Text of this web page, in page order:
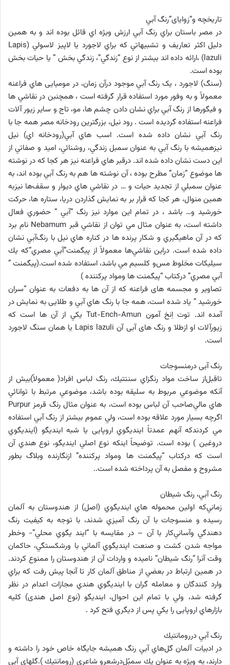
تاريخچه و”زوایای”رنگ آبي
در مصر باستان براي رنگ آبي ارزش ويژه اي قائل بوده اند و به همين
دليل اكثر تعاريف و تشبيهاتي كه براي لاجورد يا لاپيز لاسولي (Lapis
lazuli) ،ارائه داده اند بيشتر از نوع “زندگي”، زندگي بخش ” يا حيات بخش
بوده است.
(سنگ) لاجورد ، یک رنگ آبي موجود درآن زمان، در موميایی هاي فراعنه
معمولاً و به وفور مورد استفاده قرار گرفته است ، همچنبن در نقاشي ها
و فیگورها از رنگ آبي براي نشان دادن چشم ها، مو، تاج و ساير زيور آلات
فراعنه استفاده گرديده است . رود نيل، بزرگترين رودخانه مصر همه جا با
رنگ آبي نشان داده شده است. اسب هاي آبي(رودخانه اي) نيل
نیزهميشه با رنگ آبي به عنوان سمبل زندگي، روشنائي، اميد و صفاتي از
اين دست نشان داده شده اند. درقبر هاي فراعنه نيز هر كجا كه در نوشته
ها موضوع “زمان” مطرح بوده ، آن نوشته ها هم به رنگ آبي بوده اند، به
عنوان سمبلي ‌از تجديد حيات و … در نقاشي هاي ديوار و سقف‌ها نیزبه
همين منوال، هر كجا كه قرار بر به نمايش گذاردن دريا، ستاره ها، حركت
خورشيد و… باشد ، در تمام اين موارد نيز رنگ “آبي ” حضوري فعال
داشته است، به عنوان مثال مي توان از نقاشي قبر Nebamum نام برد
كه در آن ماهيگيري و شكار پرنده ها در كناره هاي نيل با رنگ‌آبي نشان
داده شده است. دراين نقاشي‌ها معمولاً از پيگمنت”آبي مصري”كه يك
سيليكات مخلوط مس‌و كلسيم مي باشد، استفاده شده است.(پيگمنت ”
آبي مصري” درکتاب “پیگمنت ها ومواد پرکننده )
تصاویر و مجسمه های فراعنه كه از آن ها به دفعات به عنوان “سران
خورشيد ” ياد شده است، همه جا با رنگ هاي آبي و طلایی به نمايش در
آمده اند. توت اِنخ آمون Tut-Ench-Amun يكي از آن ها است که
زيورآلات او ازطلا و رنگ های آبی آن Lapis lazuli يا همان سنگ لاجورد
است.
رنگ آبی درمنسوجات
تاقبل‌از ساخت مواد رنگزاي سنتتيك، رنگ لباس افراد( معمولاً)بيش از
آنكه موضوعي ‌مربوط ‌به‌ سليقه‌‌ بوده باشد، موضوعي مرتبط با توانائي
هاي مالي‌صاحب ‌آن لباس بوده ‌است، به عنوان مثال رنگ قرمز Purpur
اگرچه بسيار مورد علاقه بوده است، ولي عموم بيشتر از رنگ آبي استفاده
مي كردندكه آنهم عمدتاً اينديگوي اروپایی يا شبه اينديگو (اينديگوي
دروغين ) بوده است. توضيحاً اينكه نوع اصلي اينديگو، نوع هندي آن
است كه درکتاب “پیگمنت ها ومواد پرکننده” ازنگارنده وبلاگ بطور
مشروح و مفصل به آن پرداخته شده است..
رنگ آبي، رنگ شيطان
زماني‌كه اولين محموله هاي اينديگوي (اصل) از هندوستان به آلمان
رسيده و منسوجات با آن رنگ آميزي شدند، با توجه به كيفيت رنگ
دهندگي وآساني‌كار با آن – در مقايسه با “ايند يگوي محلي”- وخطر
مواجه شدن كشت و صنعت اينديگوي آلماني با ورشكستگي، حاكمان‌
وقت آنرا “رنگ شيطان” ناميده و واردات آن از هندوستان را ممنوع كردند.
در همين ارتباط در بعضي از مناطق آلمان كار تا آنجا پيش رفت كه براي
وارد كنندگان و معامله گران با اينديگوي هندي مجازات اعدام در نظر
گرفته شد، ولي با تمام اين احوال، اينديگو (نوع اصل هندی) كليه
بازارهاي اروپایی را يكي پس از ديگري فتح كرد .
رنگ آبي دررومانتيك
در ادبيات آلمان گل‌هاي آبي رنگ هميشه جايگاه خاص خود را داشته و
دارند، به ويژه به عنوان يك سمبُل‌درشعرو شاعري (رومانتيك ).گلهاي آبي